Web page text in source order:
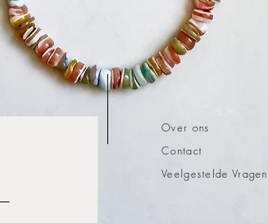
Over ons
Contact
Veelgestelde Vragen